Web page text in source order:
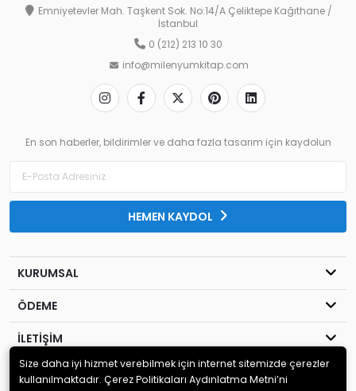
Emniyetevler Mah. Taşkent Sok. No:14/A Çeliktepe Kağıthane /
İstanbul
0 (212) 213 10 30
info@milenyumkitap.com
En son haberler, bildirimler ve daha fazla tasarım için kaydolun
HEMEN KAYDOL
KURUMSAL
ÖDEME
İLETİŞİM
© 2020MİLENYUM YAYINCILIK. Tüm hakları saklıdır.
Size daha iyi hizmet verebilmek için internet sitemizde çerezler
kullanılmaktadır. Çerez Politikaları Aydınlatma Metni’ni